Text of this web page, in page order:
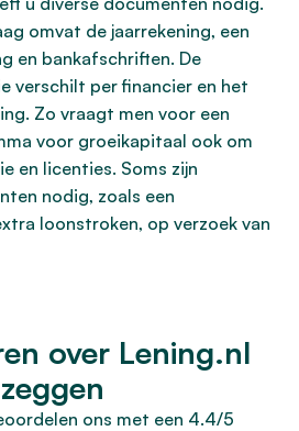
omvat de jaarrekening, een
en bankafschriften. De
verschilt per financier en het
Zo vraagt men voor een
voor groeikapitaal ook om
en licenties. Soms zijn
nodig, zoals een
loonstroken, op verzoek van
over Lening.nl
zeggen
ons met een 4.4/5